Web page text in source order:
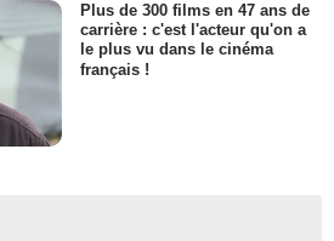
Plus de 300 films en 47 ans de
carrière : c'est l'acteur qu'on a
le plus vu dans le cinéma
français !